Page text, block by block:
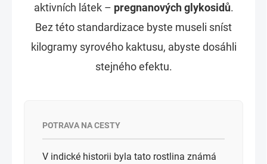
aktivních látek – pregnanových glykosidů.
Bez této standardizace byste museli sníst
kilogramy syrového kaktusu, abyste dosáhli
stejného efektu.
POTRAVA NA CESTY
V indické historii byla tato rostlina známá